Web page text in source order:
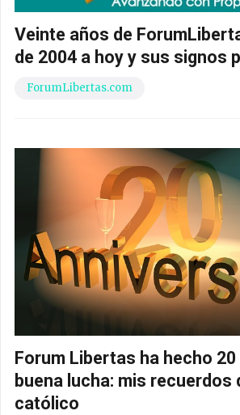
Veinte años de
de 2004 a hoy y sus signos
ForumLibertas.com
Forum Libertas ha hecho
buena lucha: mis recuerdos
católico